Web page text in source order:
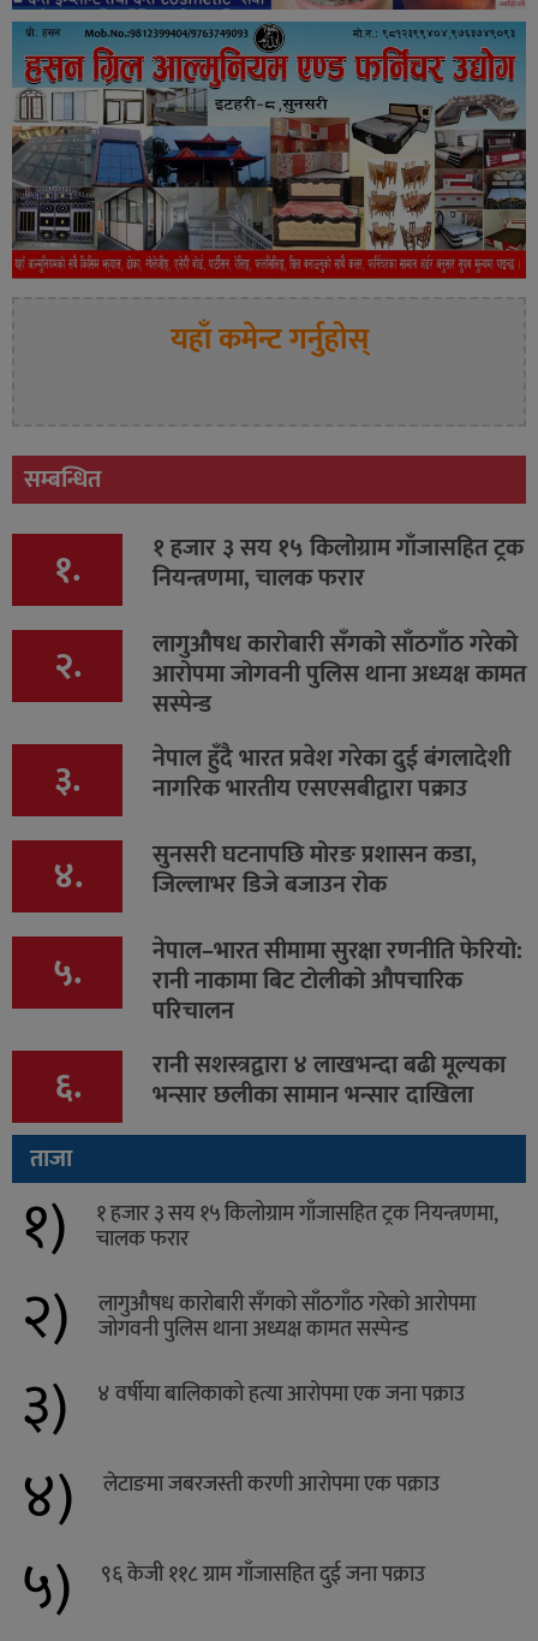
यहाँ कमेन्ट गर्नुहोस्
सम्बन्धित
१. १ हजार ३ सय १५ किलोग्राम गाँजासहित ट्रक
नियन्त्रणमा, चालक फरार
२. लागुऔषध कारोबारी सँगको साँठगाँठ गरेको
आरोपमा जोगवनी पुलिस थाना अध्यक्ष कामत
सस्पेन्ड
३. नेपाल हुँदै भारत प्रवेश गरेका दुई बंगलादेशी
नागरिक भारतीय एसएसबीद्वारा पक्राउ
४. सुनसरी घटनापछि मोरङ प्रशासन कडा,
जिल्लाभर डिजे बजाउन रोक
५. नेपाल–भारत सीमामा सुरक्षा रणनीति फेरियो:
रानी नाकामा बिट टोलीको औपचारिक
परिचालन
६. रानी सशस्त्रद्वारा ४ लाखभन्दा बढी मूल्यका
भन्सार छलीका सामान भन्सार दाखिला
ताजा
१) १ हजार ३ सय १५ किलोग्राम गाँजासहित ट्रक नियन्त्रणमा,
चालक फरार
२) लागुऔषध कारोबारी सँगको साँठगाँठ गरेको आरोपमा
जोगवनी पुलिस थाना अध्यक्ष कामत सस्पेन्ड
३) ४ वर्षीया बालिकाको हत्या आरोपमा एक जना पक्राउ
४) लेटाङमा जबरजस्ती करणी आरोपमा एक पक्राउ
५) ९६ केजी ११८ ग्राम गाँजासहित दुई जना पक्राउ